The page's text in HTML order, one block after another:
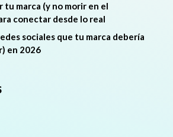
tu marca (y no morir en el
conectar desde lo real
sociales que tu marca debería
en 2026